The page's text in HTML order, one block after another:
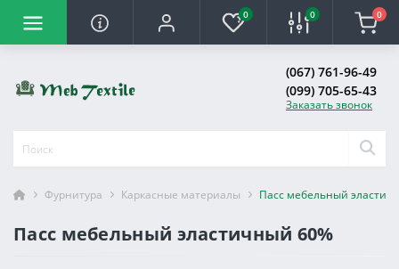
0 0 0
(067) 761-96-49
(099) 705-65-43
Заказать звонок
Фурнитура Каркасные материалы Пасс мебельный
Пасс мебельный эластичный 60%